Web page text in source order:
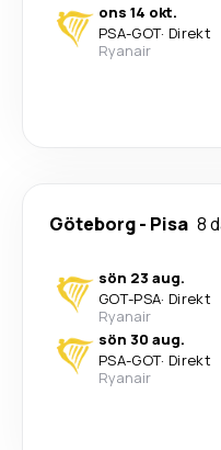
ons 14 okt.
PSA-GOT· Direkt
Ryanair
Göteborg- Pisa 8
sön 23 aug.
GOT-PSA· Direkt
Ryanair
sön 30 aug.
PSA-GOT· Direkt
Ryanair